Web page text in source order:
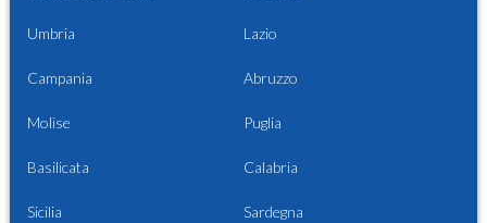
Umbria Lazio
Campania Abruzzo
Molise Puglia
Basilicata Calabria
Sicilia Sardegna